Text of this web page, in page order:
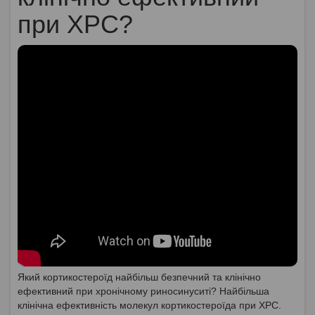
при ХРС?
Який кортикостероїд найбільш безпечний та клінічно
ефективний при хронічному риносинуситі? Найбільша
клінічна ефективність молекул кортикостероїда при ХРС.